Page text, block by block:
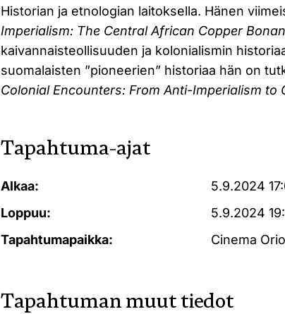
Historian ja etnologian laitoksella. Hänen
Imperialism: The Central African Copper
kaivannaisteollisuuden ja kolonialismin
suomalaisten ”pioneerien” historiaa hän on
Colonial Encounters: From Anti-Imperialism
Tapahtuma-ajat
Alkaa:
5.9.2024
Loppuu:
5.9.2024
Tapahtumapaikka:
Cinema
Tapahtuman muut tiedot